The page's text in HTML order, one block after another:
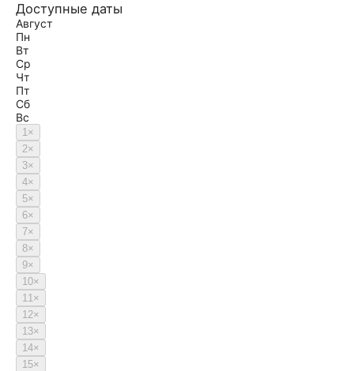
Доступные даты
Август
Пн
Вт
Ср
Чт
Пт
Сб
Вс
1×
2×
3×
4×
5×
6×
7×
8×
9×
10×
11×
12×
13×
14×
15×